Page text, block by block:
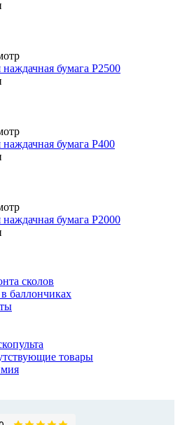
бумага P2500
бумага P400
бумага P2000
сколов
баллончиках
товары